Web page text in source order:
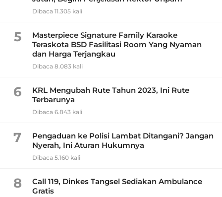
Dibaca 11.305 kali
5
Masterpiece Signature Family Karaoke
Teraskota BSD Fasilitasi Room Yang Nyaman
dan Harga Terjangkau
Dibaca 8.083 kali
6
KRL Mengubah Rute Tahun 2023, Ini Rute
Terbarunya
Dibaca 6.843 kali
7
Pengaduan ke Polisi Lambat Ditangani? Jangan
Nyerah, Ini Aturan Hukumnya
Dibaca 5.160 kali
8
Call 119, Dinkes Tangsel Sediakan Ambulance
Gratis